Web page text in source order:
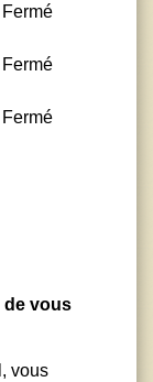
de vous
vous